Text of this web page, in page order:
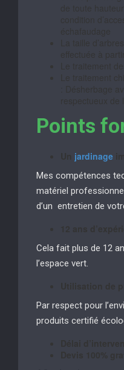
Points
jardinage
Mes compétences
matériel
d’un entretien de
Cela fait plus de 12
l’espace vert.
Par respect pour
produits certifié